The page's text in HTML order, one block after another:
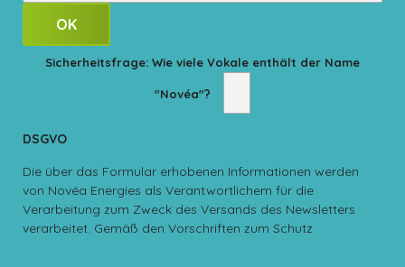
Sicherheitsfrage: Wie viele Vokale enthält der Name
"Novéa"?
DSGVO
Die über das Formular erhobenen Informationen werden
von Novéa Energies als Verantwortlichem für die
Verarbeitung zum Zweck des Versands des Newsletters
verarbeitet. Gemäß den Vorschriften zum Schutz